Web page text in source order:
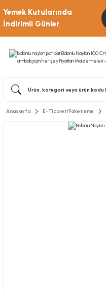
Yemek Kutularında
İndirimli Günler
Anasayfa E-Ticaret/Paketleme